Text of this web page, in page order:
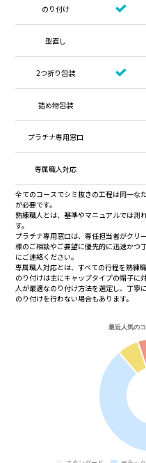
のり付け
型直し
2つ折り包装
詰め物包装
プラチナ専用窓口
専属職人対応
全てのコースでシミ抜きの工程は同一な
が必要です。
熟練職人とは、基準やマニュアルでは測
す。
プラチナ専用窓口は、専任担当者がクリ
様のご相談やご要望に優先的に迅速かつ
にご連絡ください。
専属職人対応とは、すべての行程を熟練
のり付けは主にキャップタイプの帽子に
人が最適なのり付け方法を選定し、丁寧
のり付けを行わない場合もあります。